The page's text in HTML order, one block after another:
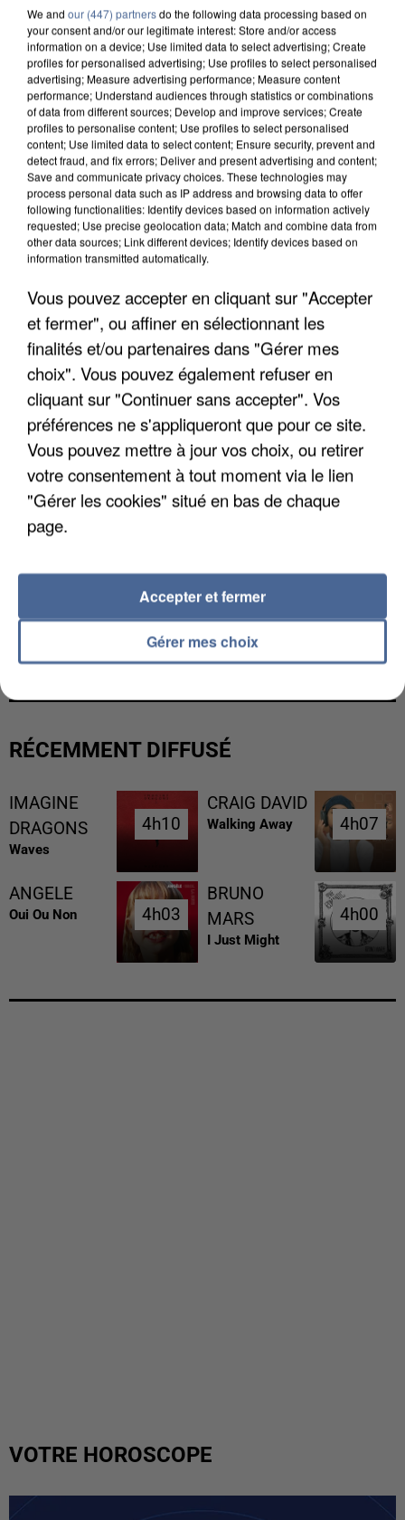
DE FAUNE SAUVAGE SONT...
L’UN DES FONDATEURS SUPPOSÉS DE LA DZ
MAFIA INTERPELLÉ EN ALGÉRIE
RÉCEMMENT DIFFUSÉ
IMAGINE
DRAGONS
Waves
4h10
4h10
CRAIG DAVID
Walking Away 4h07
4h07
ANGELE
Oui Ou Non 4h03
4h03
BRUNO
MARS
I Just Might
4h00
4h00
VOTRE HOROSCOPE
We and our (447) partnersdo the following data processing based on
your consent and/or our legitimate interest: Store and/or access
information on a device; Use limited data to select advertising; Create
profiles for personalised advertising; Use profiles to select personalised
advertising; Measure advertising performance; Measure content
performance; Understand audiences through statistics or combinations
of data from different sources; Develop and improve services; Create
profiles to personalise content; Use profiles to select personalised
content; Use limited data to select content; Ensure security, prevent and
detect fraud, and fix errors; Deliver and present advertising and content;
Save and communicate privacy choices. These technologies may
process personal data such as IP address and browsing data to offer
following functionalities: Identify devices based on information actively
requested; Use precise geolocation data; Match and combine data from
other data sources; Link different devices; Identify devices based on
information transmitted automatically.
Vous pouvez accepter en cliquant sur "Accepter
et fermer", ou affiner en sélectionnant les
finalités et/ou partenaires dans "Gérer mes
choix". Vous pouvez également refuser en
cliquant sur "Continuer sans accepter". Vos
préférences ne s'appliqueront que pour ce site.
Vous pouvez mettre à jour vos choix, ou retirer
votre consentement à tout moment via le lien
"Gérer les cookies" situé en bas de chaque
page.
Gérer mes choix
Accepter et fermer